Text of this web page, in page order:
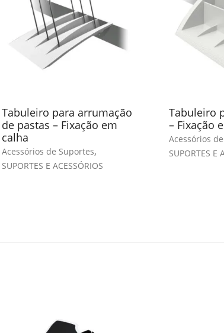
Tabuleiro para arrumação
de pastas – Fixação em
calha
Acessórios de Suportes,
SUPORTES E ACESSÓRIOS
Tabuleiro
– Fixação
Acessórios
SUPORTES E